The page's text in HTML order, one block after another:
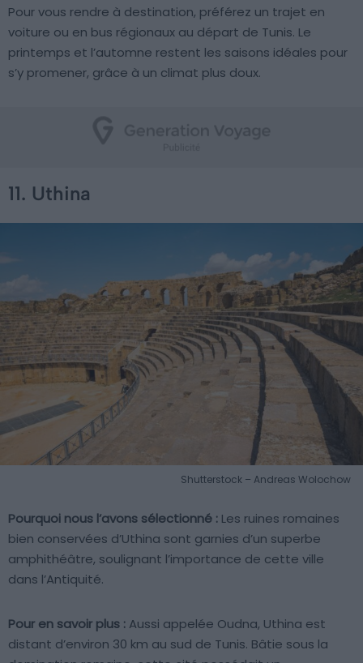
Pour vous rendre à destination, préférez un trajet en
voiture ou en bus régionaux au départ de Tunis. Le
printemps et l’automne restent les saisons idéales pour
s’y promener, grâce à un climat plus doux.
11. Uthina
Shutterstock – Andreas Wolochow
Pourquoi nous l’avons sélectionné : Les ruines romaines
bien conservées d’Uthina sont garnies d’un superbe
amphithéâtre, soulignant l’importance de cette ville
dans l’Antiquité.
Pour en savoir plus : Aussi appelée Oudna, Uthina est
distant d’environ 30 km au sud de Tunis. Bâtie sous la